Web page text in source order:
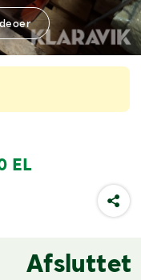
EL
Afsluttet